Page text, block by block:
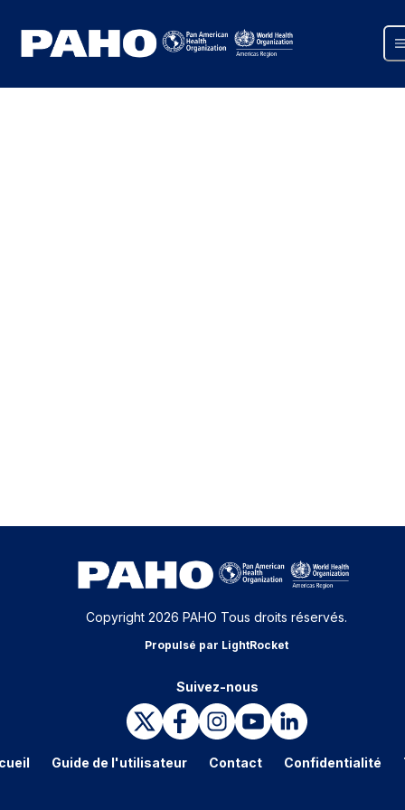
Copyright 2026 PAHO Tous droits réservés.
Propulsé par LightRocket
Suivez-nous
Guide de l'utilisateur Contact Confidentialité